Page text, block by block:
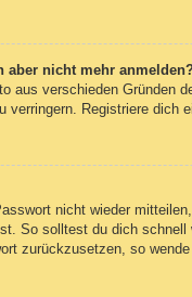
nicht mehr
aus verschieden Gründen
verringern. Registriere
nicht wieder
So solltest du dich schnell
zurückzusetzen, so